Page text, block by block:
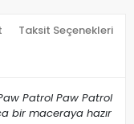
Taksit Seçenekleri
Patrol Paw Patrol
bir maceraya hazır